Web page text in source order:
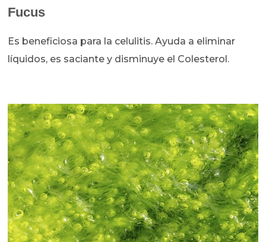
Fucus
Es beneficiosa para la celulitis. Ayuda a eliminar
líquidos, es saciante y disminuye el Colesterol.